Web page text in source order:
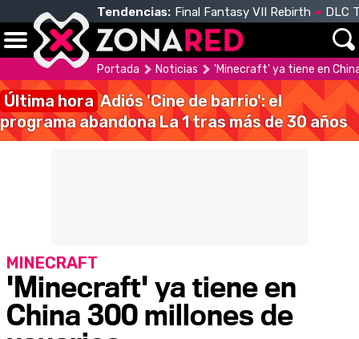
Tendencias: Final Fantasy VII Rebirth DLC
Portada Noticias 'Minecraft' ya tiene en
Última hora Adiós 'Cine de barrio': el
programa abandona La 1 tras más de 30 años
'Minecraft' ya tiene en
China 300 millones de
MINECRAFT